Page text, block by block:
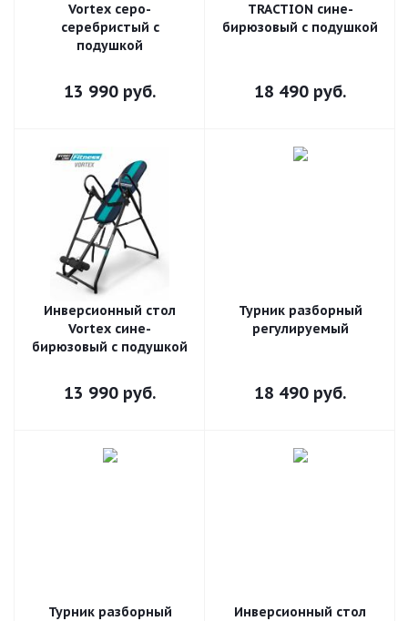
Vortex серо-
серебристый с
подушкой
13 990 руб.
TRACTION сине-
бирюзовый с подушкой
18 490 руб.
Инверсионный стол
Vortex сине-
бирюзовый с подушкой
13 990 руб.
Турник разборный
регулируемый
18 490 руб.
Турник разборный
Инверсионный стол